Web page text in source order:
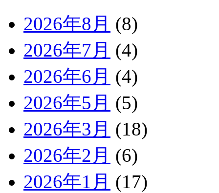
2026年8月 (8)
2026年7月 (4)
2026年6月 (4)
2026年5月 (5)
2026年3月 (18)
2026年2月 (6)
2026年1月 (17)